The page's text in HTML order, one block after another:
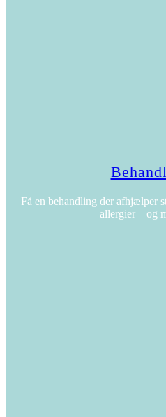
Få en behandling der afhjælper
allergier – og